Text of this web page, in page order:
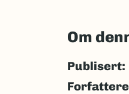
Om
Publisert:
Forfattere